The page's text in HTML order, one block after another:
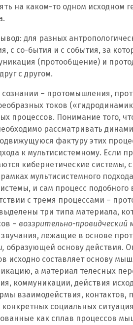
на каком-то одном исходном
для разных
с со-бытия и с события, за
(протообщение) и
с другом.
– протомышления,
токов
процессов. Понимание того,
рассматривать
фактуру этих
к мультисистемному. Если
кибернетические системы,
мультисистемного
и сам процесс
с тремя процессами –
три типа материала,
– воззрительно-провидческий
лежащие в основе
образующей основу действия.
исходно составляет основу
а материал телесных
коммуникации, действия
взаимодействия, контактов,
социальных
как сплав процессов